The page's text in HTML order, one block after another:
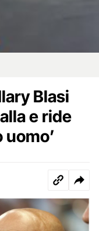
Blasi
e ride